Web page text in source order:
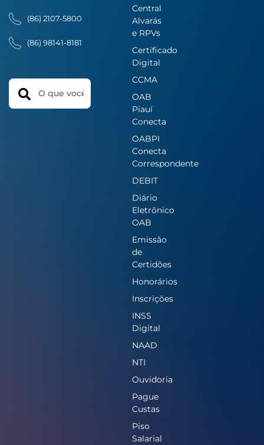
(86) 2107-5800
(86) 98141-8181
Search
Central
Alvarás
e RPVs
Certificado
Digital
CCMA
OAB
Piauí
Conecta
OABPI
Conecta
Correspondente
DEBIT
Diário
Eletrônico
OAB
Emissão
de
Certidões
Honorários
Inscrições
INSS
Digital
NAAD
NTI
Ouvidoria
Pague
Custas
Piso
Salarial